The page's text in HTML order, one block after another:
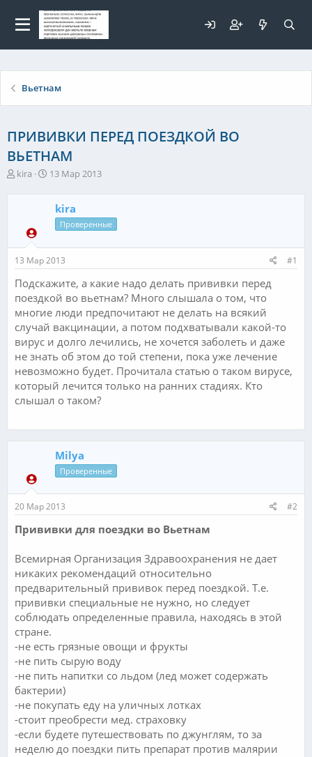
Вьетнам
ПРИВИВКИ ПЕРЕД ПОЕЗДКОЙ ВО
ВЬЕТНАМ
А
т
е
м
ы
kira
Д
т
ч
а
л
а
13 Мар 2013
kira
Проверенные
13 Мар 2013 #1
Подскажите, а какие надо делать прививки перед
поездкой во вьетнам? Много слышала о том, что
многие люди предпочитают не делать на всякий
случай вакцинации, а потом подхватывали какой-то
вирус и долго лечились, не хочется заболеть и даже
не знать об этом до той степени, пока уже лечение
невозможно будет. Прочитала статью о таком вирусе,
который лечится только на ранних стадиях. Кто
слышал о таком?
Milya
Проверенные
20 Мар 2013 #2
Прививки для поездки во Вьетнам
Всемирная Организация Здравоохранения не дает
никаких рекомендаций относительно
предварительный прививок перед поездкой. Т.е.
прививки специальные не нужно, но следует
соблюдать определенные правила, находясь в этой
стране.
-не есть грязные овощи и фрукты
-не пить сырую воду
-не пить напитки со льдом (лед может содержать
бактерии)
-не покупать еду на уличных лотках
-стоит преобрести мед. страховку
-если будете путешествовать по джунглям, то за
неделю до поездки пить препарат против малярии
Для любых предложений по
сайту: elaizik@cp9.ru